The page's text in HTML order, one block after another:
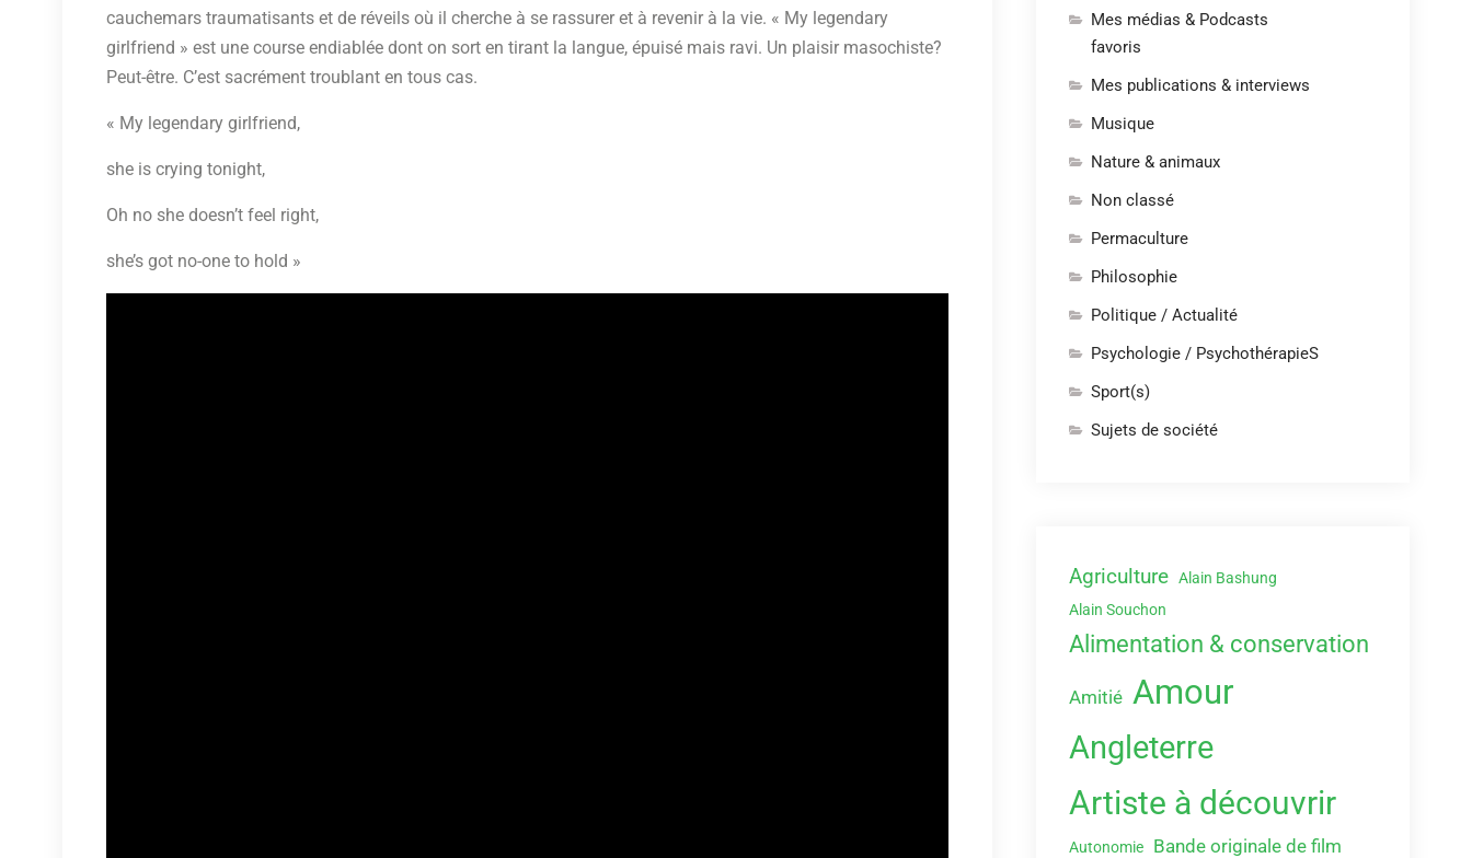
cauchemars traumatisants et de réveils où il cherche à se rassurer et à revenir à la vie. « My legendary
girlfriend » est une course endiablée dont on sort en tirant la langue, épuisé mais ravi. Un plaisir masochiste?
Peut-être. C’est sacrément troublant en tous cas.
« My legendary girlfriend,
she is crying tonight,
Oh no she doesn’t feel right,
she’s got no-one to hold »
Mes médias & Podcasts
favoris
Mes publications & interviews
Musique
Nature & animaux
Non classé
Permaculture
Philosophie
Politique / Actualité
Psychologie / PsychothérapieS
Sport(s)
Sujets de société
Agriculture Alain Bashung
Alain Souchon
Alimentation & conservation
Amitié Amour
Angleterre
Artiste à découvrir
Autonomie Bande originale de film